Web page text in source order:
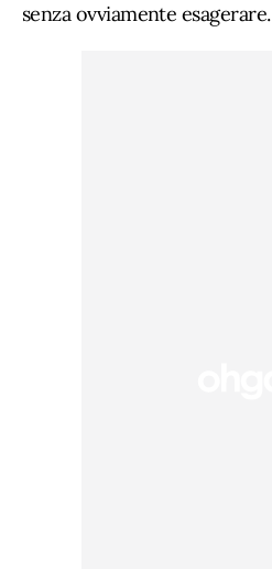
senza ovviamente esagerare.